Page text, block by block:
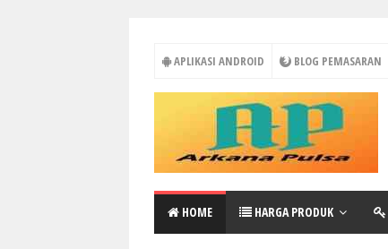
APLIKASI ANDROID BLOG PEMASARAN
HOME HARGA PRODUK